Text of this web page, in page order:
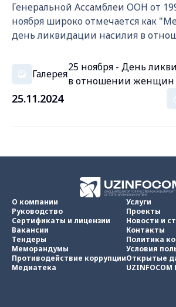
Генеральной Ассамблеи ООН от
ноября широко отмечается как
день ликвидации насилия в
Галерея
25 ноября - День
в отношении женщин
25.11.2024
О компании
Руководство
Сертификаты и лицензии
Вакансии
Тендеры
Меморандумы
Противодействие коррупции
Медиатека
Услуги
Проекты
Новости и
Контакты
Политика
Условия
Открытые
UZINFOCOM